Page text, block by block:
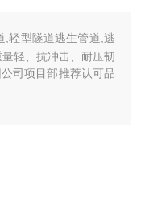
,轻型隧道逃生管道,逃
轻、抗冲击、耐压韧
司项目部推荐认可品